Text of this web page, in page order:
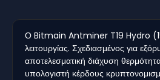
Ο Bitmain Antminer T19 Hydro
λειτουργίας. Σχεδιασμένος για
αποτελεσματική διάχυση
υπολογιστή κέρδους